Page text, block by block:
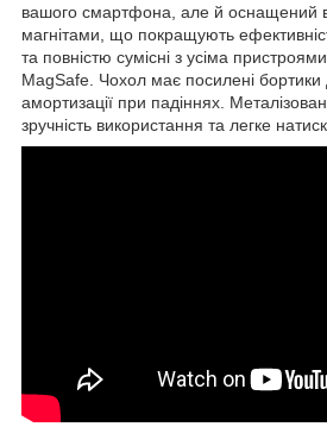
вашого смартфона, але й оснащений
магнітами, що покращують
та повністю сумісні з усіма
MagSafe. Чохол має посилені бортики
амортизації при падіннях.
зручність використання та легке